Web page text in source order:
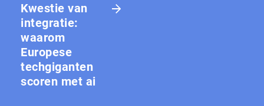
Kwestie van
integratie:
waarom
Europese
techgiganten
scoren met ai